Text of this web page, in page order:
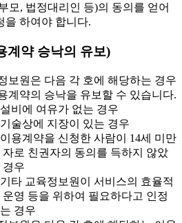
모, 법정대리인 등)의 동의를 얻어
을 하여야 합니다.
계약 승낙의 유보)
보원은 다음 각 호에 해당하는 경우
계약의 승낙을 유보할 수 있습니다.
비에 여유가 없는 경우
술상에 지장이 있는 경우
용계약을 신청한 사람이 14세 미만
자로 친권자의 동의를 득하지 않았
경우
타 교육정보원이 서비스의 효율적
운영 등을 위하여 필요하다고 인정
경우